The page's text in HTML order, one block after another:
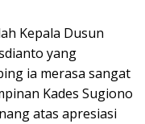
Kepala Dusun
yang
ia merasa sangat
Kades Sugiono
atas apresiasi